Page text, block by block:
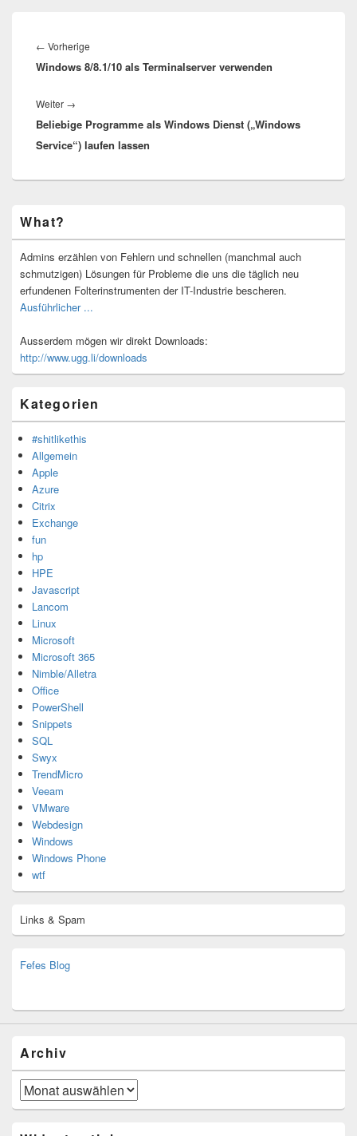
← Vorherige
Beitrag:
Windows 8/8.1/10 als Terminalserver verwenden
Weiter →
Beitrag:
Beliebige Programme als Windows Dienst („Windows
Service“) laufen lassen
Seitenleisten-
Widgetbereich
What?
Admins erzählen von Fehlern und schnellen (manchmal auch
schmutzigen) Lösungen für Probleme die uns die täglich neu
erfundenen Folterinstrumenten der IT-Industrie bescheren.
Ausführlicher ...
Ausserdem mögen wir direkt Downloads:
http://www.ugg.li/downloads
Kategorien
#shitlikethis
Allgemein
Apple
Azure
Citrix
Exchange
fun
hp
HPE
Javascript
Lancom
Linux
Microsoft
Microsoft 365
Nimble/Alletra
Office
PowerShell
Snippets
SQL
Swyx
TrendMicro
Veeam
VMware
Webdesign
Windows
Windows Phone
wtf
Links & Spam
Fefes Blog
Archiv
Archiv